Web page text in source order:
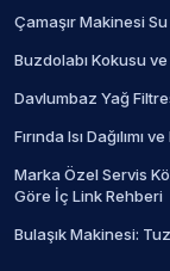
Çamaşır Makinesi
Buzdolabı Kokusu ve
Davlumbaz Yağ
Fırında Isı
Marka Özel Servis
Göre İç Link Rehberi
Bulaşık Makinesi: